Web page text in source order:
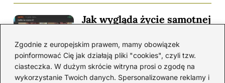
Zgodnie z europejskim prawem, mamy obowiązek
poinformować Cię jak działają pliki "cookies", czyli tzw.
ciasteczka. W dużym skrócie witryna prosi o zgodę na
wykorzystanie Twoich danych. Spersonalizowane reklamy i
Jak wygląda życie samotnej
wyzwania i realne
wsparcie